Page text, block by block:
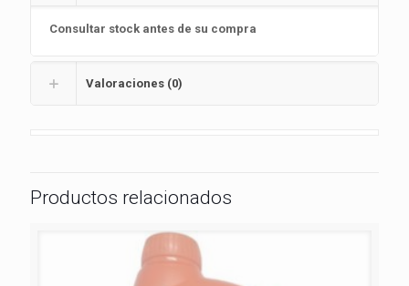
Consultar stock antes de su compra
Valoraciones (0)
Productos relacionados